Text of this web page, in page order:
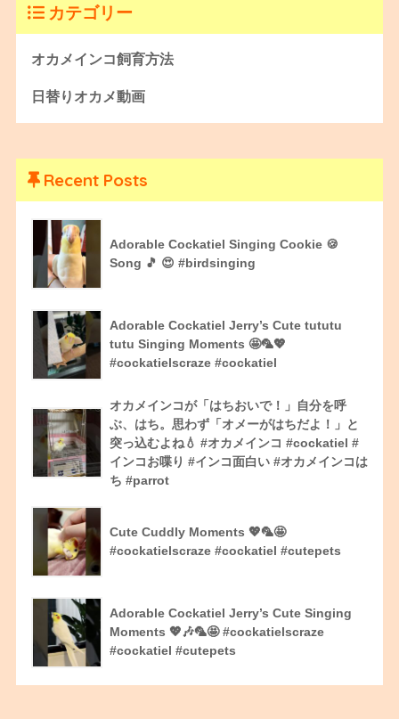
カテゴリー
オカメインコ飼育方法
日替りオカメ動画
Recent Posts
Adorable Cockatiel Singing Cookie 🍪
Song 🎵 😍 #birdsinging
Adorable Cockatiel Jerry’s Cute tututu
tutu Singing Moments 🤩🦜💖
#cockatielscraze #cockatiel
オカメインコが「はちおいで！」自分を呼
ぶ、はち。思わず「オメーがはちだよ！」と
突っ込むよね💧 #オカメインコ #cockatiel #
インコお喋り #インコ面白い #オカメインコは
ち #parrot
Cute Cuddly Moments 💖🦜🤩
#cockatielscraze #cockatiel #cutepets
Adorable Cockatiel Jerry’s Cute Singing
Moments 💖🎶🦜🤩 #cockatielscraze
#cockatiel #cutepets